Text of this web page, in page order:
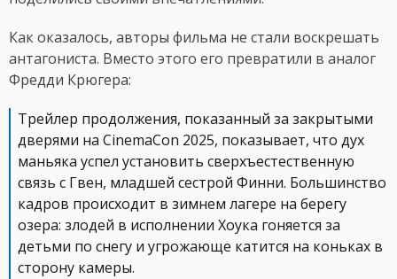
Как оказалось, авторы фильма не стали воскрешать
антагониста. Вместо этого его превратили в аналог
Фредди Крюгера:
Трейлер продолжения, показанный за закрытыми
дверями на CinemaCon 2025, показывает, что дух
маньяка успел установить сверхъестественную
связь с Гвен, младшей сестрой Финни. Большинство
кадров происходит в зимнем лагере на берегу
озера: злодей в исполнении Хоука гоняется за
детьми по снегу и угрожающе катится на коньках в
сторону камеры.